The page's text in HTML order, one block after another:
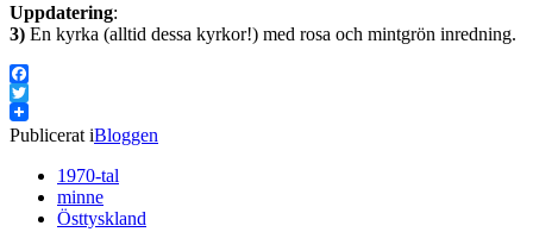
Uppdatering:
3) En kyrka (alltid dessa kyrkor!) med rosa och mintgrön inredning.
Facebook
Twitter
Publicerat iBloggen
1970-tal
minne
Östtyskland